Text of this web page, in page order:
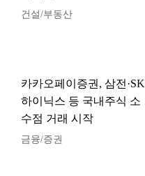
건설/부동산
카카오페이증권, 삼전·SK
하이닉스 등 국내주식 소
수점 거래 시작
금융/증권